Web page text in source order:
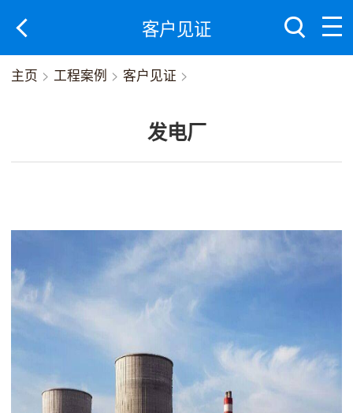
客户见证
主页 > 工程案例 > 客户见证 >
发电厂